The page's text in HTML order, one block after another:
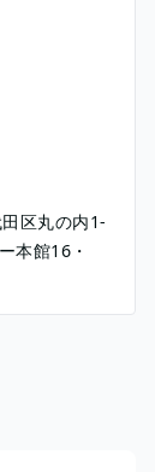
区丸の内1-
本館16・